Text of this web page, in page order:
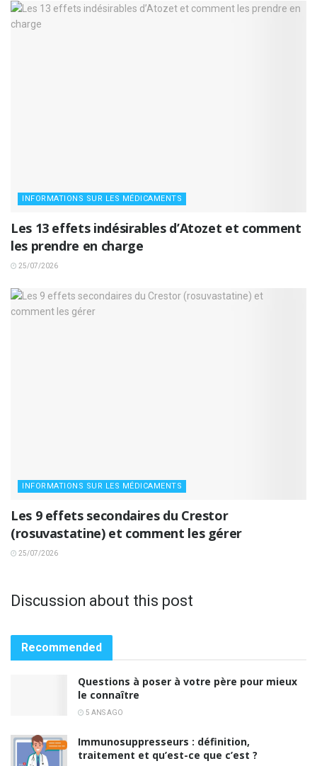
INFORMATIONS SUR LES MÉDICAMENTS
Les 13 effets indésirables d’Atozet et comment
les prendre en charge
25/07/2026
INFORMATIONS SUR LES MÉDICAMENTS
Les 9 effets secondaires du Crestor
(rosuvastatine) et comment les gérer
25/07/2026
Discussion about this post
Recommended
Questions à poser à votre père pour mieux
le connaître
5 ANS AGO
Immunosuppresseurs : définition,
traitement et qu’est-ce que c’est ?